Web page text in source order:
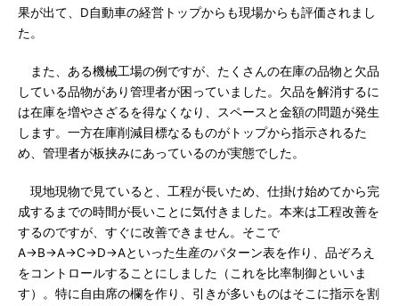
果が出て、D自動車の経営トップからも現場からも評価されまし
た。
また、ある機械工場の例ですが、たくさんの在庫の品物と欠品
している品物があり管理者が困っていました。欠品を解消するに
は在庫を増やさざるを得なくなり、スペースと金額の問題が発生
します。一方在庫削減目標なるものがトップから指示されるた
め、管理者が板挟みにあっているのが実態でした。
現地現物で見ていると、工程が長いため、仕掛け始めてから完
成するまでの時間が長いことに気付きました。本来は工程改善を
するのですが、すぐに改善できません。そこで
A→B→A→C→D→Aといった生産のパターン表を作り、品ぞろえ
をコントロールすることにしました（これを比率制御といいま
す）。特に自由席の欄を作り、引きが多いものはそこに指示を割